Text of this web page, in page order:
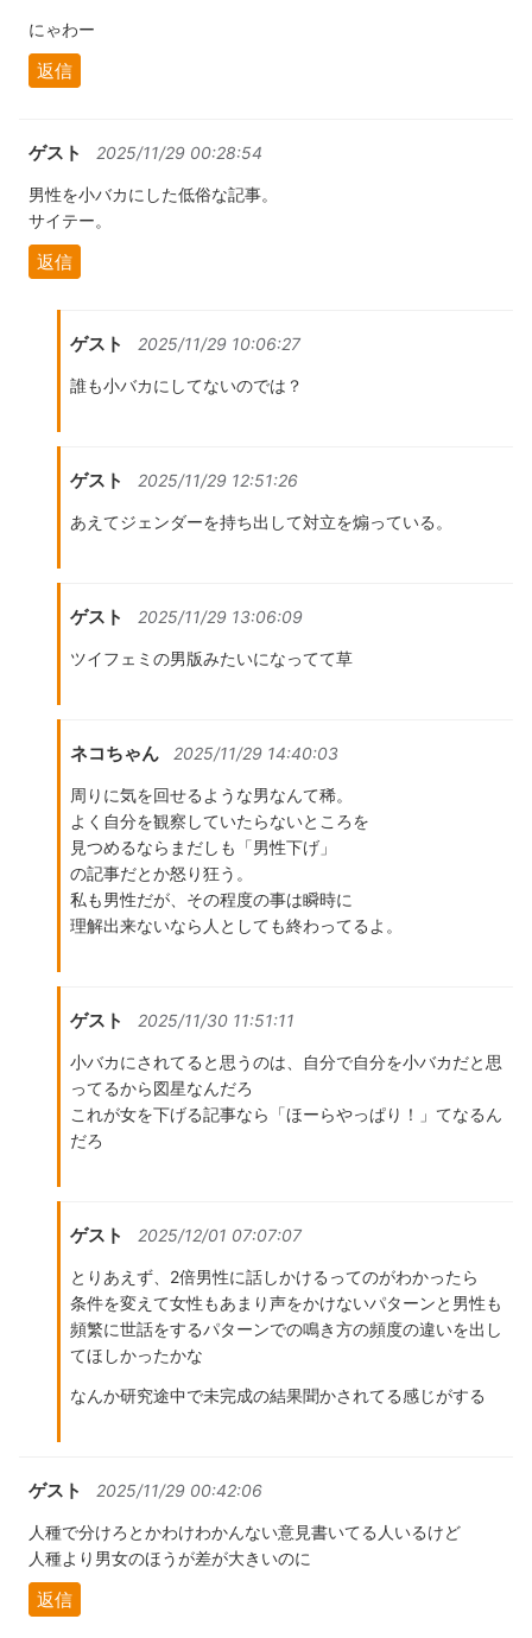
にゃわー
返信
ゲスト 2025/11/29 00:28:54
男性を小バカにした低俗な記事。
サイテー。
返信
ゲスト 2025/11/29 10:06:27
誰も小バカにしてないのでは？
ゲスト 2025/11/29 12:51:26
あえてジェンダーを持ち出して対立を煽っている。
ゲスト 2025/11/29 13:06:09
ツイフェミの男版みたいになってて草
ネコちゃん 2025/11/29 14:40:03
周りに気を回せるような男なんて稀。
よく自分を観察していたらないところを
見つめるならまだしも「男性下げ」
の記事だとか怒り狂う。
私も男性だが、その程度の事は瞬時に
理解出来ないなら人としても終わってるよ。
ゲスト 2025/11/30 11:51:11
小バカにされてると思うのは、自分で自分を小バカだと思
ってるから図星なんだろ
これが女を下げる記事なら「ほーらやっぱり！」てなるん
だろ
ゲスト 2025/12/01 07:07:07
とりあえず、2倍男性に話しかけるってのがわかったら
条件を変えて女性もあまり声をかけないパターンと男性も
頻繁に世話をするパターンでの鳴き方の頻度の違いを出し
てほしかったかな
なんか研究途中で未完成の結果聞かされてる感じがする
ゲスト 2025/11/29 00:42:06
人種で分けろとかわけわかんない意見書いてる人いるけど
人種より男女のほうが差が大きいのに
返信